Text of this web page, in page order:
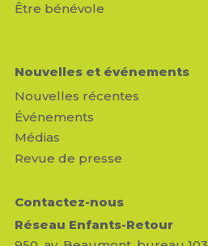
Être bénévole
Nouvelles et événements
Nouvelles récentes
Événements
Médias
Revue de presse
Contactez-nous
Réseau Enfants-Retour